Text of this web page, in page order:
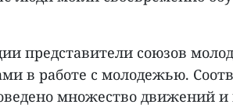
представители союзов
в работе с молодежью.
множество движений